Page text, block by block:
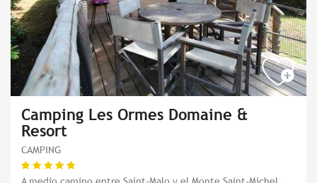
Camping Les Ormes Domaine &
Resort
CAMPING
A medio camino entre Saint-Malo y el Monte Saint-Michel,